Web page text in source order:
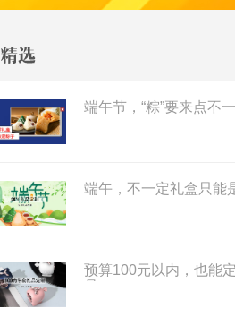
端午节，“粽”要来点不
端午，不一定礼盒只能
预算100元以内，也能
品